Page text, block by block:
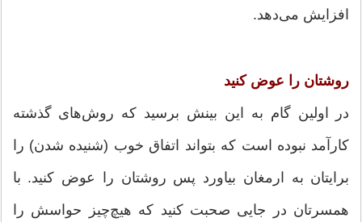
افزایش می‌دهد.
روشتان را عوض کنید
در اولین گام به این بینش برسید که روش‌های گذشته
کارآمد نبوده است که بتواند اتفاق خوب (شنیده شدن) را
برایتان به ارمغان بیاورد پس روشتان را عوض کنید. با
همسرتان در جایی صحبت کنید که هیچ‌چیز حواسش را